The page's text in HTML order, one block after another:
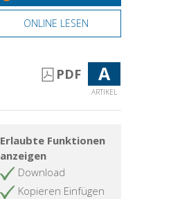
ONLINE LESEN
PDF A
ARTIKEL
Erlaubte Funktionen
anzeigen
Download
Kopieren Einfügen